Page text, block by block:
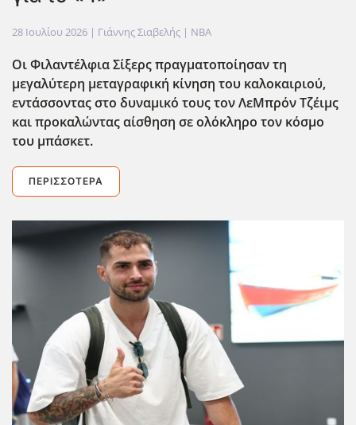
28 Ιουλίου 2026 | Γιάννης Σιαβελής | NBA
Οι Φιλαντέλφια Σίξερς πραγματοποίησαν τη
μεγαλύτερη μεταγραφική κίνηση του καλοκαιριού,
εντάσσοντας στο δυναμικό τους τον ΛεΜπρόν Τζέιμς
και προκαλώντας αίσθηση σε ολόκληρο τον κόσμο
του μπάσκετ.
ΠΕΡΙΣΣΌΤΕΡΑ